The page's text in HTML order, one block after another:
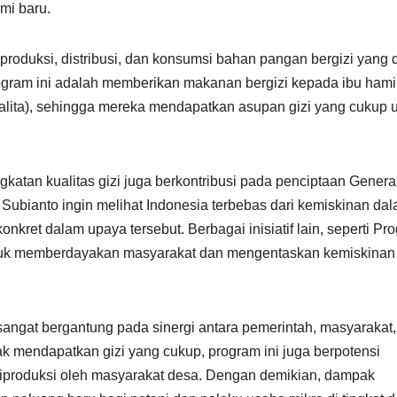
baru.
distribusi, dan konsumsi bahan pangan bergizi yang
ini adalah memberikan makanan bergizi kepada ibu
sehingga mereka mendapatkan asupan gizi yang cukup
kualitas gizi juga berkontribusi pada penciptaan
ingin melihat Indonesia terbebas dari kemiskinan
dalam upaya tersebut. Berbagai inisiatif lain, seperti
memberdayakan masyarakat dan mengentaskan kemiskinan
bergantung pada sinergi antara pemerintah,
mendapatkan gizi yang cukup, program ini juga berpotensi
oleh masyarakat desa. Dengan demikian, dampak